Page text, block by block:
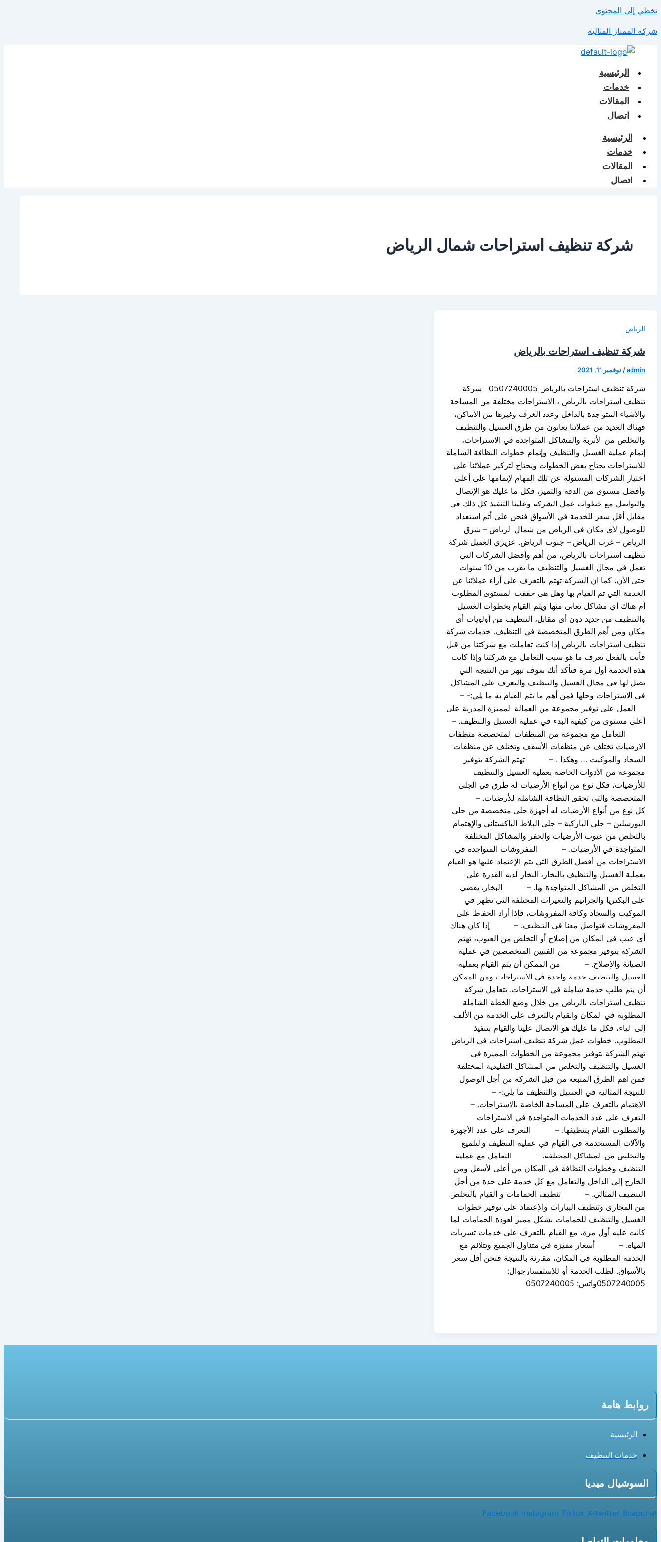
تخطي إلى المحتوى
شركة الممتاز المثالية
الرئيسية
خدمات
المقالات
اتصال
الرئيسية
خدمات
المقالات
اتصال
شركة تنظيف استراحات شمال الرياض
الرياض
شركة تنظيف استراحات بالرياض
admin
/ نوفمبر 11, 2021
شركة تنظيف استراحات بالرياض 0507240005 شركة
تنظيف استراحات بالرياض ، الاستراحات مختلفة من المساحة
والأشياء المتواجدة بالداخل وعدد الغرف وغيرها من الأماكن،
فهناك العديد من عملائنا يعانون من طرق الغسيل والتنظيف
والتخلص من الأتربة والمشاكل المتواجدة في الاستراحات،
إتمام عملية الغسيل والتنظيف وإتمام خطوات النظافة الشاملة
للاستراحات يحتاج بعض الخطوات ويحتاج لتركيز عملائنا على
اختيار الشركات المسئولة عن تلك المهام لإتمامها على أعلى
وأفضل مستوى من الدقة والتميز، فكل ما عليك هو الإتصال
والتواصل مع خطوات عمل الشركة وعلينا التنفيذ كل ذلك في
مقابل أقل سعر للخدمة في الأسواق فنحن على أتم استعداد
للوصول لأى مكان في الرياض من شمال الرياض – شرق
الرياض – غرب الرياض – جنوب الرياض. عزيزي العميل شركة
تنظيف استراحات بالرياض، من أهم وأفضل الشركات التي
تعمل في مجال الغسيل والتنظيف ما يقرب من 10 سنوات
حتى الأن، كما ان الشركة تهتم بالتعرف على آراء عملائنا عن
الخدمة التي تم القيام بها وهل هى حققت المستوى المطلوب
أم هناك أي مشاكل تعانى منها ويتم القيام بخطوات الغسيل
والتنظيف من جديد دون أي مقابل، التنظيف من أولويات أى
مكان ومن أهم الطرق المتخصصة في التنظيف. خدمات شركة
تنظيف استراحات بالرياض إذا كنت تعاملت مع شركتنا من قبل
فأنت بالفعل تعرف ما هو سبب التعامل مع شركتنا وإذا كانت
هذه الخدمة أول مرة فتأكد أنك سوف تبهر من النتيجة التي
تصل لها فى مجال الغسيل والتنظيف والتعرف على المشاكل
في الاستراحات وحلها فمن أهم ما يتم القيام به ما يلي:- –
العمل على توفير مجموعة من العمالة المميزة المدربة على
أعلى مستوى من كيفية البدء في عملية الغسيل والتنظيف. –
التعامل مع مجموعة من المنظفات المتخصصة منظفات
الارضيات تختلف عن منظفات الأسقف وتختلف عن منظفات
السجاد والموكيت … وهكذا . – تهتم الشركة بتوفير
مجموعة من الأدوات الخاصة بعملية الغسيل والتنظيف
للأرضيات، فكل نوع من أنواع الأرضيات له طرق في الجلى
المتخصصة والتي تحقق النظافة الشاملة للأرضيات. –
كل نوع من أنواع الأرضيات له أجهزة جلى متخصصة من جلى
البورسلين – جلى الباركية – جلى البلاط الباكستاني والإهتمام
بالتخلص من عيوب الأرضيات والحفر والمشاكل المختلفة
المتواجدة في الأرضيات. – المفروشات المتواجدة في
الاستراحات من أفضل الطرق التي يتم الإعتماد عليها هو القيام
بعملية الغسيل والتنظيف بالبخار، البخار لديه القدرة على
التخلص من المشاكل المتواجدة بها. – البخار، يقضي
على البكتريا والجراثيم والتغيرات المختلفة التي تظهر في
الموكيت والسجاد وكافة المفروشات، فإذا أراد الحفاظ على
المفروشات فتواصل معنا في التنظيف. – إذا كان هناك
أي عيب فى المكان من إصلاح أو التخلص من العيوب، تهتم
الشركة بتوفير مجموعة من الفنيين المتخصصين في عملية
الصيانة والإصلاح. – من الممكن أن يتم القيام بعملية
الغسيل والتنظيف خدمة واحدة في الاستراحات ومن الممكن
أن يتم طلب خدمة شاملة في الاستراحات. تتعامل شركة
تنظيف استراحات بالرياض من خلال وضع الخطة الشاملة
المطلوبة في المكان والقيام بالتعرف على الخدمة من الألف
إلى الياء، فكل ما عليك هو الاتصال علينا والقيام بتنفيذ
المطلوب. خطوات عمل شركة تنظيف استراحات في الرياض
تهتم الشركة بتوفير مجموعة من الخطوات المميزة في
الغسيل والتنظيف والتخلص من المشاكل التقليدية المختلفة
فمن اهم الطرق المتبعة من قبل الشركة من أجل الوصول
للنتيجة المثالية في الغسيل والتنظيف ما يلي:- –
الاهتمام بالتعرف على المساحة الخاصة بالاستراحات. –
التعرف على عدد الخدمات المتواجدة في الاستراحات
والمطلوب القيام بتنظيفها. – التعرف على عدد الأجهزة
والآلات المستخدمة في القيام في عملية التنظيف والتلميع
والتخلص من المشاكل المختلفة. – التعامل مع عملية
التنظيف وخطوات النظافة في المكان من أعلى لأسفل ومن
الخارج إلى الداخل والتعامل مع كل خدمة على حدة من أجل
التنظيف المثالي. – تنظيف الحمامات و القيام بالتخلص
من المجارى وتنظيف البيارات والإعتماد على توفير خطوات
الغسيل والتنظيف للحمامات بشكل مميز لعودة الحمامات لما
كانت عليه أول مرة، مع القيام بالتعرف على خدمات تسربات
المياه. – أسعار مميزة في متناول الجميع وتتلائم مع
الخدمة المطلوبة في المكان، مقارنة بالنتيجة فنحن أقل سعر
بالأسواق. لطلب الخدمة أو للإستفسارجوال:
0507240005واتس: 0507240005
روابط هامة
الرئيسية
خدمات التنظيف
السوشيال ميديا
Facebook Instagram Tiktok X-twitter Snapchat